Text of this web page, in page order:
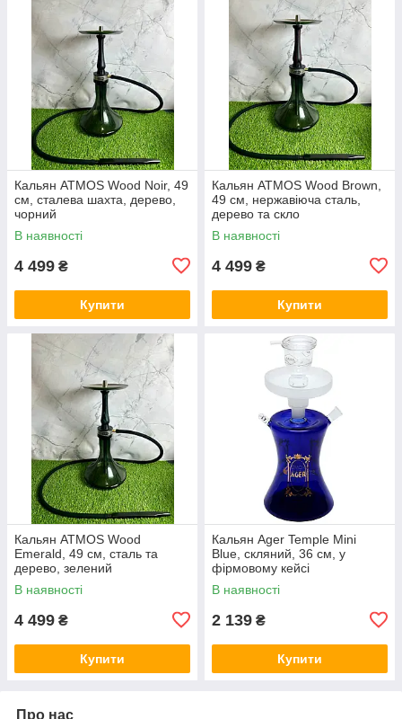
Кальян ATMOS Wood Noir, 49
см, сталева шахта, дерево,
чорний
В наявності
4 499 ₴
Купити
Кальян ATMOS Wood Brown,
49 см, нержавіюча сталь,
дерево та скло
В наявності
4 499 ₴
Купити
Кальян ATMOS Wood
Emerald, 49 см, сталь та
дерево, зелений
В наявності
4 499 ₴
Купити
Кальян Ager Temple Mini
Blue, скляний, 36 см, у
фірмовому кейсі
В наявності
2 139 ₴
Купити
Про нас